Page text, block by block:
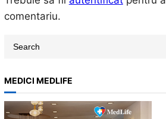
comentariu.
a
r
c
MEDICI MEDLIFE